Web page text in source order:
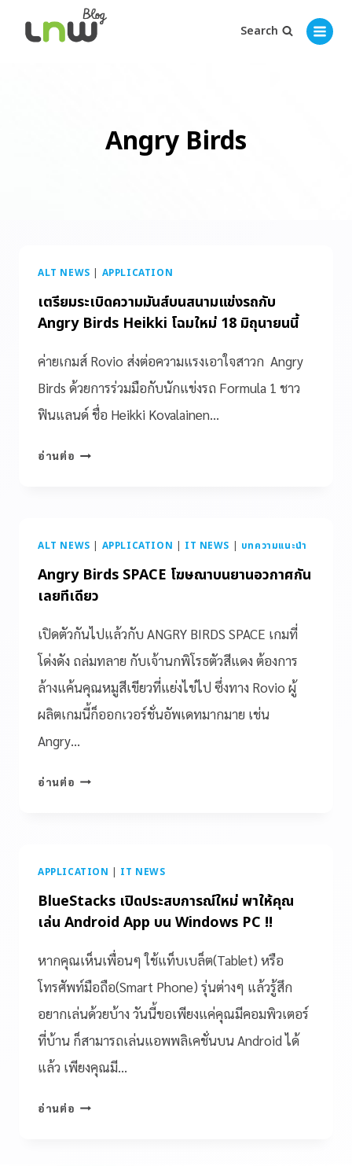
Search
Angry Birds
ALT NEWS | APPLICATION
เตรียมระเบิดความมันส์บนสนามแข่งรถกับ
Angry Birds Heikki โฉมใหม่ 18 มิถุนายนนี้
ค่ายเกมส์ Rovio ส่งต่อความแรงเอาใจสาวก Angry
Birds ด้วยการร่วมมือกับนักแข่งรถ Formula 1 ชาว
ฟินแลนด์ ชื่อ Heikki Kovalainen…
อ่านต่อ
ALT NEWS | APPLICATION | IT NEWS | บทความแนะนำ
Angry Birds SPACE โฆษณาบนยานอวกาศกัน
เลยทีเดียว
เปิดตัวกันไปแล้วกับ ANGRY BIRDS SPACE เกมที่
โด่งดัง ถล่มทลาย กับเจ้านกพิโรธตัวสีแดง ต้องการ
ล้างแค้นคุณหมูสีเขียวที่แย่งไข่ไป ซึ่งทาง Rovio ผู้
ผลิตเกมนี้ก็ออกเวอร์ชั่นอัพเดทมากมาย เช่น
Angry…
อ่านต่อ
APPLICATION | IT NEWS
BlueStacks เปิดประสบการณ์ใหม่ พาให้คุณ
เล่น Android App บน Windows PC !!
หากคุณเห็นเพื่อนๆ ใช้แท็บเบล็ต(Tablet) หรือ
โทรศัพท์มือถือ(Smart Phone) รุ่นต่างๆ แล้วรู้สึก
อยากเล่นด้วยบ้าง วันนี้ขอเพียงแค่คุณมีคอมพิวเตอร์
ที่บ้าน ก็สามารถเล่นแอพพลิเคชั่นบน Android ได้
แล้ว เพียงคุณมี…
อ่านต่อ